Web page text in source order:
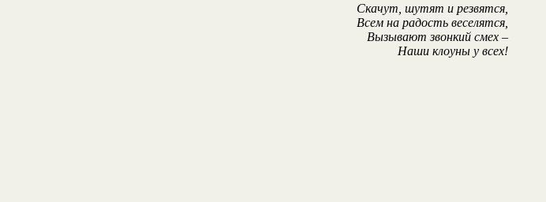
Скачут, шутят и резвятся,
Всем на радость веселятся,
Вызывают звонкий смех –
Наши клоуны у всех!